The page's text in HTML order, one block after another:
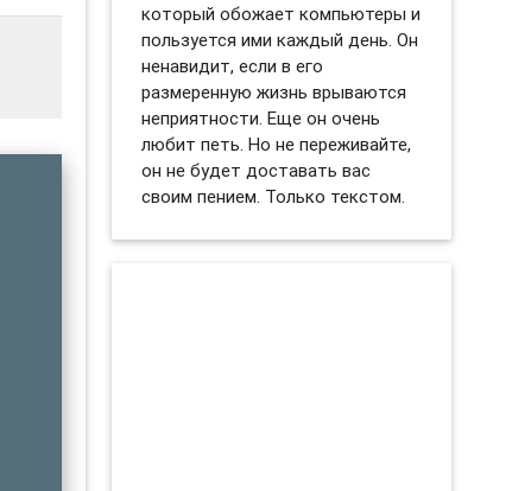
который обожает компьютеры и
пользуется ими каждый день. Он
ненавидит, если в его
размеренную жизнь врываются
неприятности. Еще он очень
любит петь. Но не переживайте,
он не будет доставать вас
своим пением. Только текстом.